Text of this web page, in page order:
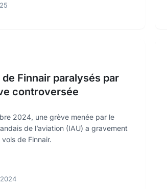
Finnair paralysés par
controversée
2024, une grève menée par le
de l’aviation (IAU) a gravement
de Finnair.